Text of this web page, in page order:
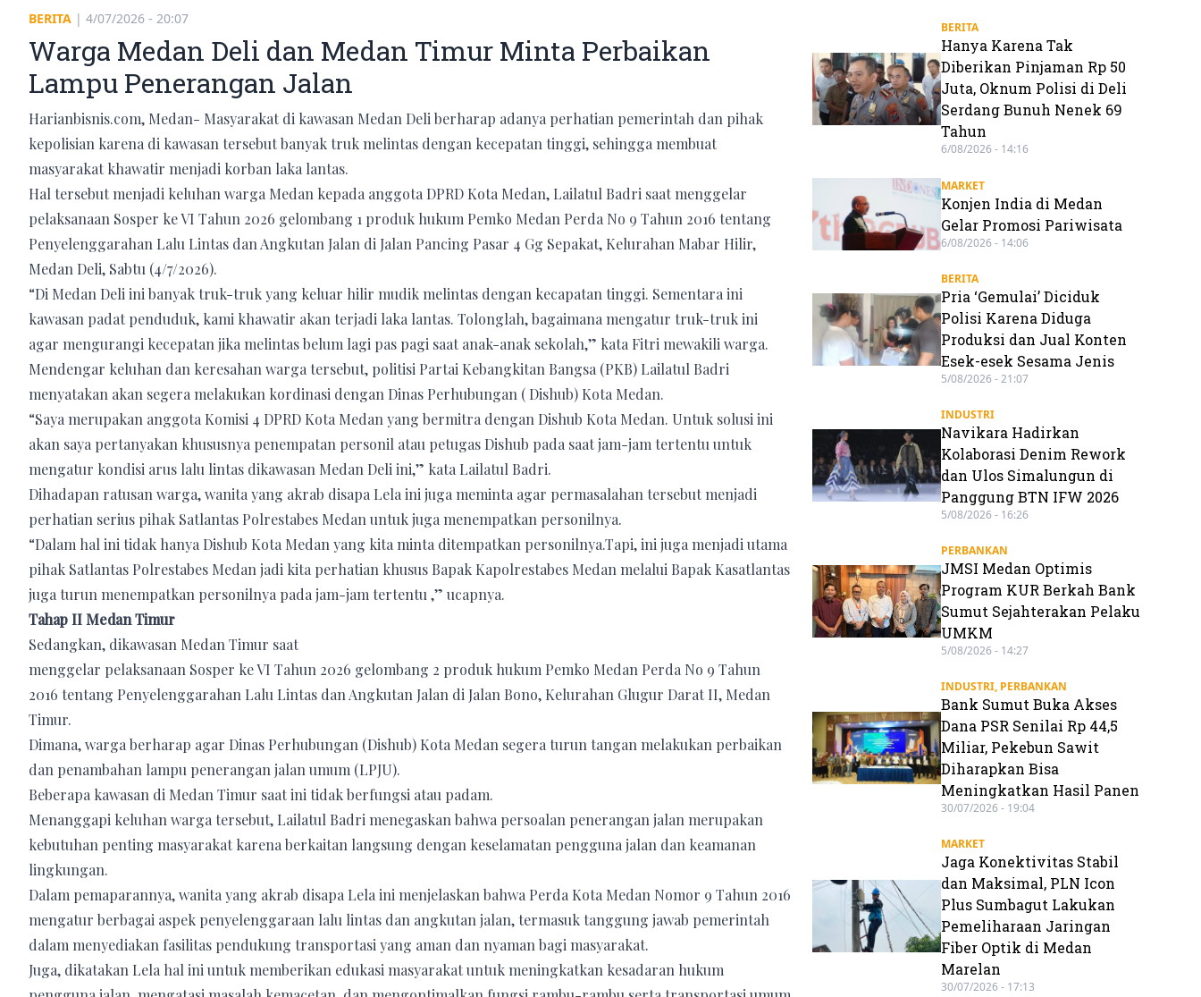
BERITA | 4/07/2026 - 20:07
Warga Medan Deli dan Medan Timur Minta Perbaikan
Lampu Penerangan Jalan
Harianbisnis.com, Medan- Masyarakat di kawasan Medan Deli berharap adanya perhatian pemerintah dan pihak
kepolisian karena di kawasan tersebut banyak truk melintas dengan kecepatan tinggi, sehingga membuat
masyarakat khawatir menjadi korban laka lantas.
Hal tersebut menjadi keluhan warga Medan kepada anggota DPRD Kota Medan, Lailatul Badri saat menggelar
pelaksanaan Sosper ke VI Tahun 2026 gelombang 1 produk hukum Pemko Medan Perda No 9 Tahun 2016 tentang
Penyelenggarahan Lalu Lintas dan Angkutan Jalan di Jalan Pancing Pasar 4 Gg Sepakat, Kelurahan Mabar Hilir,
Medan Deli, Sabtu (4/7/2026).
“Di Medan Deli ini banyak truk-truk yang keluar hilir mudik melintas dengan kecapatan tinggi. Sementara ini
kawasan padat penduduk, kami khawatir akan terjadi laka lantas. Tolonglah, bagaimana mengatur truk-truk ini
agar mengurangi kecepatan jika melintas belum lagi pas pagi saat anak-anak sekolah,” kata Fitri mewakili warga.
Mendengar keluhan dan keresahan warga tersebut, politisi Partai Kebangkitan Bangsa (PKB) Lailatul Badri
menyatakan akan segera melakukan kordinasi dengan Dinas Perhubungan ( Dishub) Kota Medan.
“Saya merupakan anggota Komisi 4 DPRD Kota Medan yang bermitra dengan Dishub Kota Medan. Untuk solusi ini
akan saya pertanyakan khususnya penempatan personil atau petugas Dishub pada saat jam-jam tertentu untuk
mengatur kondisi arus lalu lintas dikawasan Medan Deli ini,” kata Lailatul Badri.
Dihadapan ratusan warga, wanita yang akrab disapa Lela ini juga meminta agar permasalahan tersebut menjadi
perhatian serius pihak Satlantas Polrestabes Medan untuk juga menempatkan personilnya.
“Dalam hal ini tidak hanya Dishub Kota Medan yang kita minta ditempatkan personilnya.Tapi, ini juga menjadi utama
pihak Satlantas Polrestabes Medan jadi kita perhatian khusus Bapak Kapolrestabes Medan melalui Bapak Kasatlantas
juga turun menempatkan personilnya pada jam-jam tertentu ,” ucapnya.
Tahap II Medan Timur
Sedangkan, dikawasan Medan Timur saat
menggelar pelaksanaan Sosper ke VI Tahun 2026 gelombang 2 produk hukum Pemko Medan Perda No 9 Tahun
2016 tentang Penyelenggarahan Lalu Lintas dan Angkutan Jalan di Jalan Bono, Kelurahan Glugur Darat II, Medan
Timur.
Dimana, warga berharap agar Dinas Perhubungan (Dishub) Kota Medan segera turun tangan melakukan perbaikan
dan penambahan lampu penerangan jalan umum (LPJU).
Beberapa kawasan di Medan Timur saat ini tidak berfungsi atau padam.
Menanggapi keluhan warga tersebut, Lailatul Badri menegaskan bahwa persoalan penerangan jalan merupakan
kebutuhan penting masyarakat karena berkaitan langsung dengan keselamatan pengguna jalan dan keamanan
lingkungan.
Dalam pemaparannya, wanita yang akrab disapa Lela ini menjelaskan bahwa Perda Kota Medan Nomor 9 Tahun 2016
mengatur berbagai aspek penyelenggaraan lalu lintas dan angkutan jalan, termasuk tanggung jawab pemerintah
dalam menyediakan fasilitas pendukung transportasi yang aman dan nyaman bagi masyarakat.
Juga, dikatakan Lela hal ini untuk memberikan edukasi masyarakat untuk meningkatkan kesadaran hukum
BERITA
Hanya Karena Tak
Diberikan Pinjaman Rp 50
Juta, Oknum Polisi di Deli
Serdang Bunuh Nenek 69
Tahun
6/08/2026 - 14:16
MARKET
Konjen India di Medan
Gelar Promosi Pariwisata
6/08/2026 - 14:06
BERITA
Pria ‘Gemulai’ Diciduk
Polisi Karena Diduga
Produksi dan Jual Konten
Esek-esek Sesama Jenis
5/08/2026 - 21:07
INDUSTRI
Navikara Hadirkan
Kolaborasi Denim Rework
dan Ulos Simalungun di
Panggung BTN IFW 2026
5/08/2026 - 16:26
PERBANKAN
JMSI Medan Optimis
Program KUR Berkah Bank
Sumut Sejahterakan Pelaku
UMKM
5/08/2026 - 14:27
INDUSTRI, PERBANKAN
Bank Sumut Buka Akses
Dana PSR Senilai Rp 44,5
Miliar, Pekebun Sawit
Diharapkan Bisa
Meningkatkan Hasil Panen
30/07/2026 - 19:04
MARKET
Jaga Konektivitas Stabil
dan Maksimal, PLN Icon
Plus Sumbagut Lakukan
Pemeliharaan Jaringan
Fiber Optik di Medan
Marelan
30/07/2026 - 17:13